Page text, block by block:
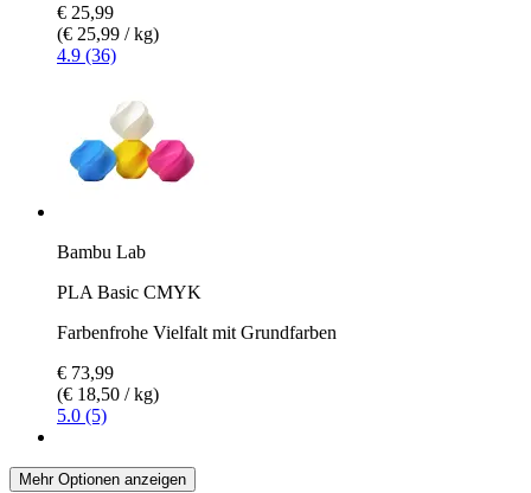
€ 25,99
(€ 25,99 / kg)
4.9 (36)
Bambu Lab
PLA Basic CMYK
Farbenfrohe Vielfalt mit Grundfarben
€ 73,99
(€ 18,50 / kg)
5.0 (5)
Mehr Optionen anzeigen